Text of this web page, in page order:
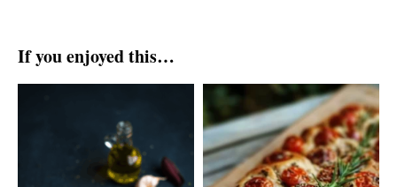
If you enjoyed this…